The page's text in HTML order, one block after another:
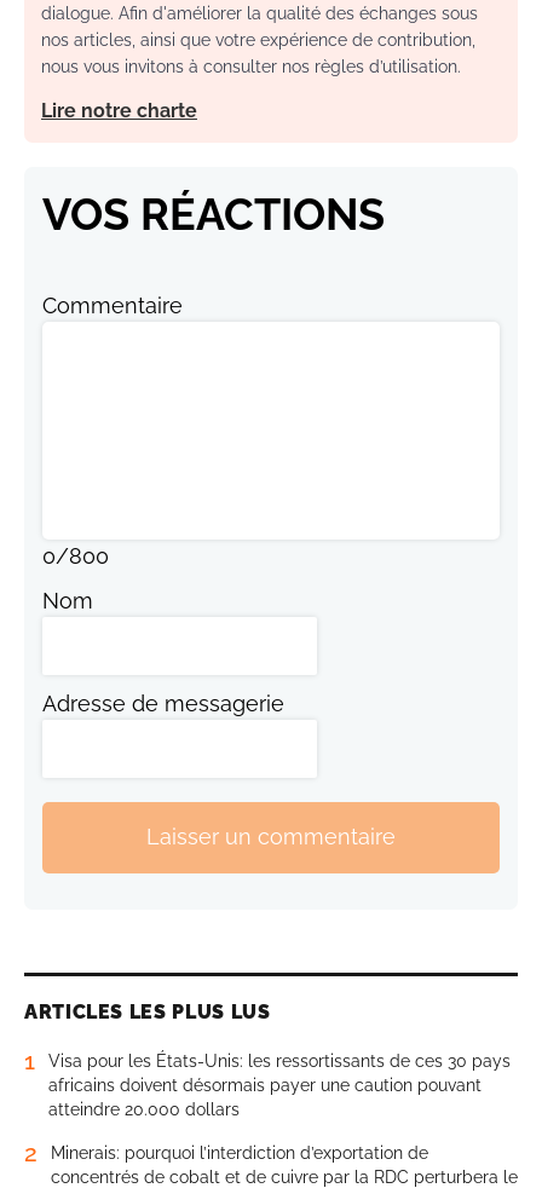
dialogue. Afin d'améliorer la qualité des échanges sous
nos articles, ainsi que votre expérience de contribution,
nous vous invitons à consulter nos règles d’utilisation.
Lire notre charte
VOS RÉACTIONS
Commentaire
0/800
Nom
Adresse de messagerie
Laisser un commentaire
ARTICLES LES PLUS LUS
1
Visa pour les États-Unis: les ressortissants de ces 30 pays
africains doivent désormais payer une caution pouvant
atteindre 20.000 dollars
2
Minerais: pourquoi l’interdiction d’exportation de
concentrés de cobalt et de cuivre par la RDC perturbera le